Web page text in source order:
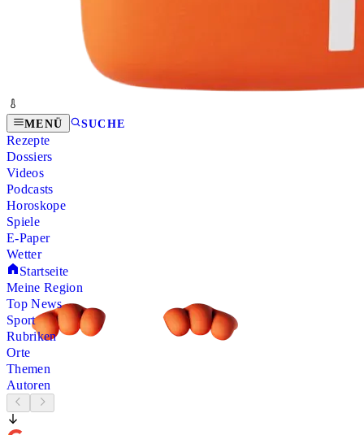
MENÜ SUCHE
Rezepte
Dossiers
Videos
Podcasts
Horoskope
Spiele
E-Paper
Wetter
Startseite
Meine Region
Top News
Sport
Rubriken
Orte
Themen
Autoren